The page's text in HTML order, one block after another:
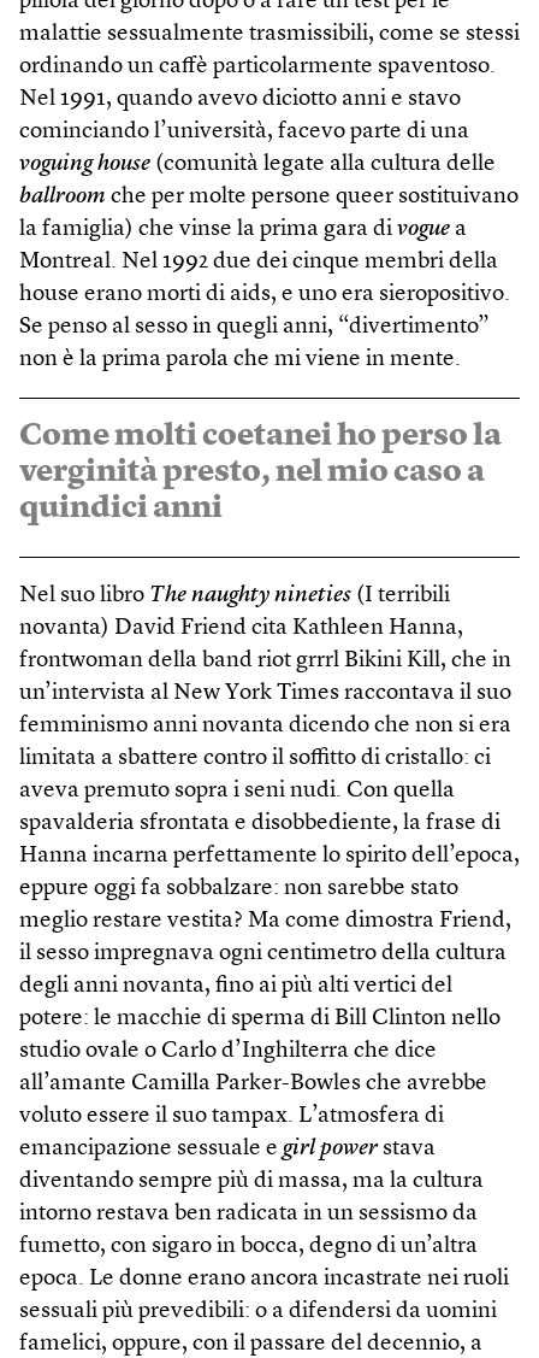
malattie sessualmente trasmissibili, come se stessi
ordinando un caffè particolarmente spaventoso.
Nel 1991, quando avevo diciotto anni e stavo
cominciando l’università, facevo parte di una
voguing house (comunità legate alla cultura delle
ballroom che per molte persone queer sostituivano
la famiglia) che vinse la prima gara di vogue a
Montreal. Nel 1992 due dei cinque membri della
house erano morti di aids, e uno era sieropositivo.
Se penso al sesso in quegli anni, “divertimento”
non è la prima parola che mi viene in mente.
Come molti coetanei ho perso la
verginità presto, nel mio caso a
quindici anni
Nel suo libro The naughty nineties (I terribili
novanta) David Friend cita Kathleen Hanna,
frontwoman della band riot grrrl Bikini Kill, che in
un’intervista al New York Times raccontava il suo
femminismo anni novanta dicendo che non si era
limitata a sbattere contro il soffitto di cristallo: ci
aveva premuto sopra i seni nudi. Con quella
spavalderia sfrontata e disobbediente, la frase di
Hanna incarna perfettamente lo spirito dell’epoca,
eppure oggi fa sobbalzare: non sarebbe stato
meglio restare vestita? Ma come dimostra Friend,
il sesso impregnava ogni centimetro della cultura
degli anni novanta, fino ai più alti vertici del
potere: le macchie di sperma di Bill Clinton nello
studio ovale o Carlo d’Inghilterra che dice
all’amante Camilla Parker-Bowles che avrebbe
voluto essere il suo tampax. L’atmosfera di
emancipazione sessuale e girl powerstava
diventando sempre più di massa, ma la cultura
intorno restava ben radicata in un sessismo da
fumetto, con sigaro in bocca, degno di un’altra
epoca. Le donne erano ancora incastrate nei ruoli
sessuali più prevedibili: o a difendersi da uomini
famelici, oppure, con il passare del decennio, a